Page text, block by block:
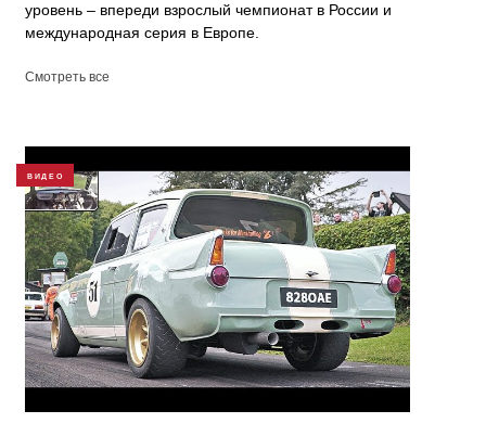
уровень – впереди взрослый чемпионат в России и
международная серия в Европе.
Смотреть все
ВИДЕО